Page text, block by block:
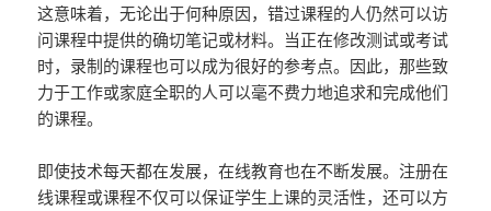
这意味着，无论出于何种原因，错过课程的人仍然可以访
问课程中提供的确切笔记或材料。当正在修改测试或考试
时，录制的课程也可以成为很好的参考点。因此，那些致
力于工作或家庭全职的人可以毫不费力地追求和完成他们
的课程。
即使技术每天都在发展，在线教育也在不断发展。注册在
线课程或课程不仅可以保证学生上课的灵活性，还可以方